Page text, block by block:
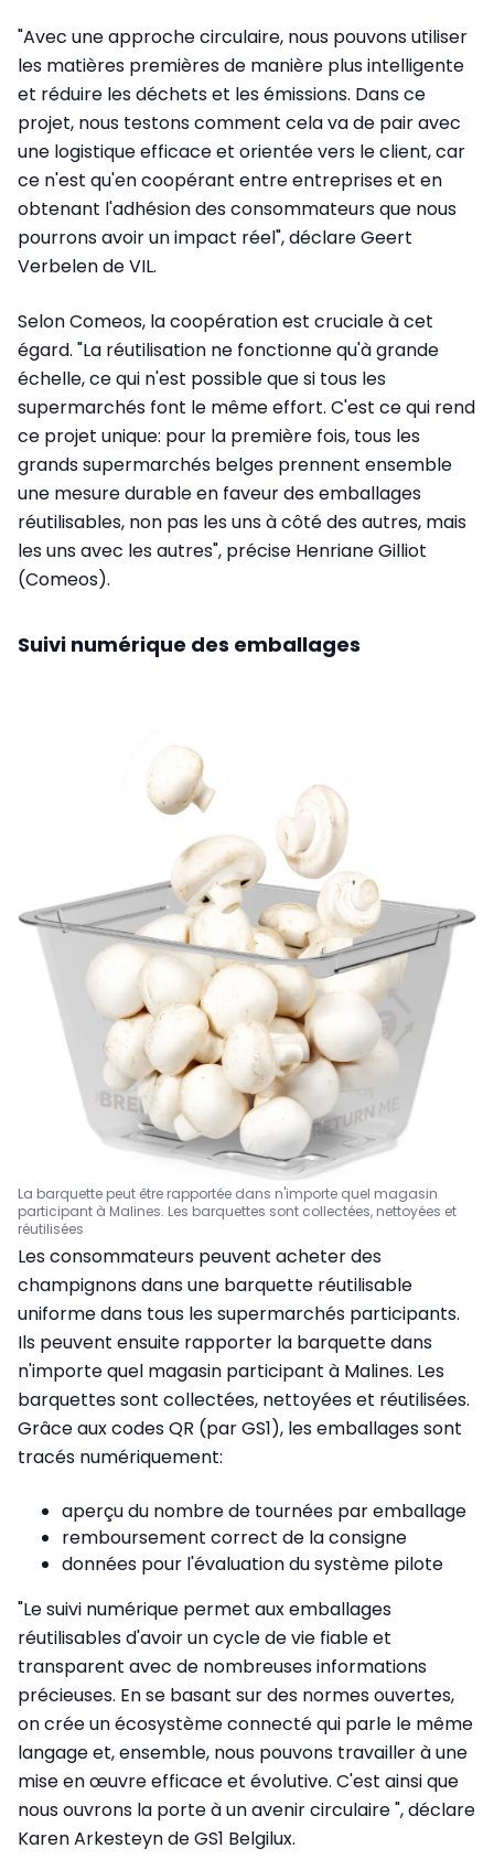
"Avec une approche circulaire, nous pouvons utiliser
les matières premières de manière plus intelligente
et réduire les déchets et les émissions. Dans ce
projet, nous testons comment cela va de pair avec
une logistique efficace et orientée vers le client, car
ce n'est qu'en coopérant entre entreprises et en
obtenant l'adhésion des consommateurs que nous
pourrons avoir un impact réel", déclare Geert
Verbelen de VIL.
Selon Comeos, la coopération est cruciale à cet
égard. "La réutilisation ne fonctionne qu'à grande
échelle, ce qui n'est possible que si tous les
supermarchés font le même effort. C'est ce qui rend
ce projet unique: pour la première fois, tous les
grands supermarchés belges prennent ensemble
une mesure durable en faveur des emballages
réutilisables, non pas les uns à côté des autres, mais
les uns avec les autres", précise Henriane Gilliot
(Comeos).
Suivi numérique des emballages
La barquette peut être rapportée dans n'importe quel magasin
participant à Malines. Les barquettes sont collectées, nettoyées et
réutilisées
Les consommateurs peuvent acheter des
champignons dans une barquette réutilisable
uniforme dans tous les supermarchés participants.
Ils peuvent ensuite rapporter la barquette dans
n'importe quel magasin participant à Malines. Les
barquettes sont collectées, nettoyées et réutilisées.
Grâce aux codes QR (par GS1), les emballages sont
tracés numériquement:
aperçu du nombre de tournées par emballage
remboursement correct de la consigne
données pour l'évaluation du système pilote
"Le suivi numérique permet aux emballages
réutilisables d'avoir un cycle de vie fiable et
transparent avec de nombreuses informations
précieuses. En se basant sur des normes ouvertes,
on crée un écosystème connecté qui parle le même
langage et, ensemble, nous pouvons travailler à une
mise en œuvre efficace et évolutive. C'est ainsi que
nous ouvrons la porte à un avenir circulaire ", déclare
Karen Arkesteyn de GS1 Belgilux.